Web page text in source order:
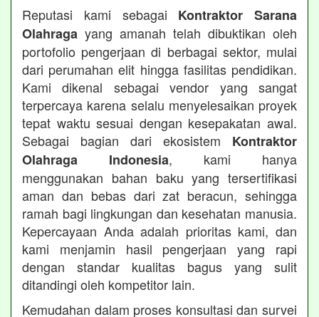
Reputasi kami sebagai Kontraktor Sarana
Olahraga yang amanah telah dibuktikan oleh
portofolio pengerjaan di berbagai sektor, mulai
dari perumahan elit hingga fasilitas pendidikan.
Kami dikenal sebagai vendor yang sangat
terpercaya karena selalu menyelesaikan proyek
tepat waktu sesuai dengan kesepakatan awal.
Sebagai bagian dari ekosistem Kontraktor
Olahraga Indonesia, kami hanya
menggunakan bahan baku yang tersertifikasi
aman dan bebas dari zat beracun, sehingga
ramah bagi lingkungan dan kesehatan manusia.
Kepercayaan Anda adalah prioritas kami, dan
kami menjamin hasil pengerjaan yang rapi
dengan standar kualitas bagus yang sulit
ditandingi oleh kompetitor lain.
Kemudahan dalam proses konsultasi dan survei